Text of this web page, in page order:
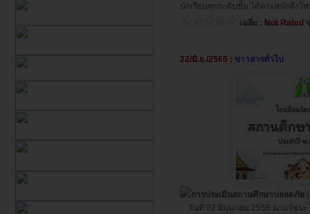
นักเรียนทุกระดับชั้น ได้ตระหนักถึง
เฉลี่ย : Not Rated
22/มิ.ย./2566 : ข่าวสารทั่วไป
การประเมินสถานศึกษาปลอดภัย
วันที่ 22 มิถุนายน 2566 นายวัชระ